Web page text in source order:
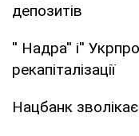
депозитів
'' Надра'' і''
рекапіталізації
Нацбанк